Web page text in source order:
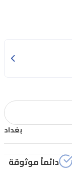
بغداد
دائماً موثوقة